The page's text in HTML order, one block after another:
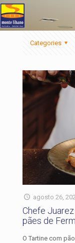
Categories
agosto 26,
Chefe
pães de
O Tartine com